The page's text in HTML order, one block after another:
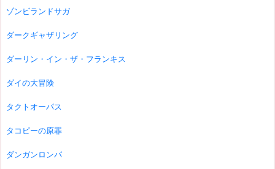
ゾンビランドサガ
ダークギャザリング
ダーリン・イン・ザ・フランキス
ダイの大冒険
タクトオーパス
タコピーの原罪
ダンガンロンパ